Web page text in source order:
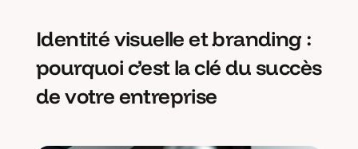
Identité visuelle et branding :
pourquoi c’est la clé du succès
de votre entreprise